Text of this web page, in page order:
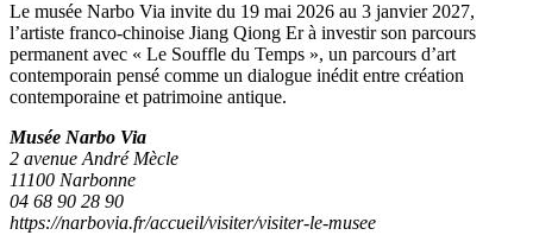
Le musée Narbo Via invite du 19 mai 2026 au 3 janvier 2027,
l’artiste franco-chinoise Jiang Qiong Er à investir son parcours
permanent avec « Le Souffle du Temps », un parcours d’art
contemporain pensé comme un dialogue inédit entre création
contemporaine et patrimoine antique.
Musée Narbo Via
2 avenue André Mècle
11100 Narbonne
04 68 90 28 90
https://narbovia.fr/accueil/visiter/visiter-le-musee